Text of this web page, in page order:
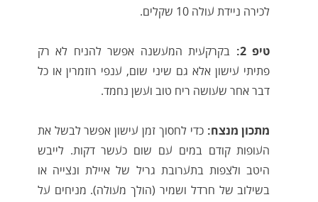
לכירה ניידת עולה 10 שקלים.
טיפ 2:
בקרקעית המעשנה אפשר להניח לא רק
פתיתי עישון אלא גם שיני שום, ענפי רוזמרין או כל
דבר אחר שעושה ריח טוב ועשן נחמד.
מתכון מנצח: כדי לחסוך זמן עישון אפשר לבשל את
העופות קודם במים עם שום כעשר דקות. לייבש
היטב ולצפות בתערובת גריל של איילת ונצייה או
בשילוב של חרדל ושמיר (הולך מעולה). מניחים על